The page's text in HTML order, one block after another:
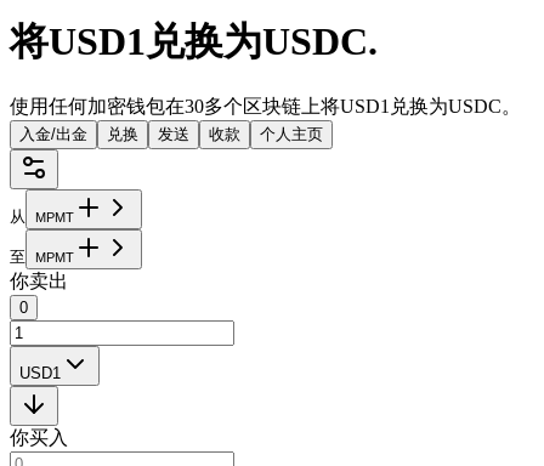
将USD1兑换为USDC.
使用任何加密钱包在30多个区块链上将USD1兑换为USDC。
入金/出金 兑换 发送 收款 个人主页
从 MPMT
至 MPMT
你卖出
0
USD1
你买入